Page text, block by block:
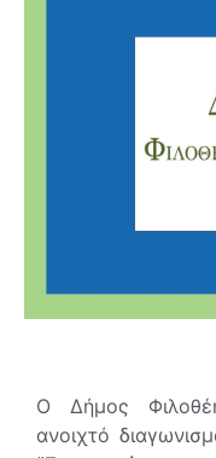
Ο Δήμος
ανοιχτό